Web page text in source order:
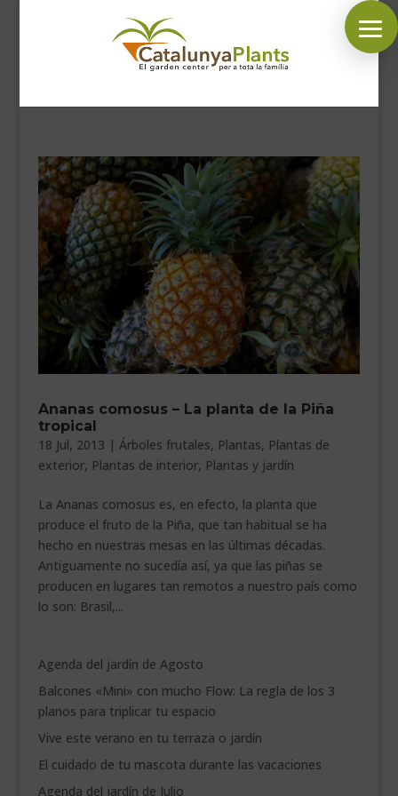
SÍGUENOS EN:
INICIO
PLANTAS
COMPLEMENTOS JARDÍN
MASCOTAS
DECORACIÓN
HORARIO GARDEN
CONTACTAR
___________________________
VEURE EN CATALÀ
Ananas comosus – La planta de la Piña
tropical
18 Jul, 2013 | Árboles frutales, Plantas, Plantas de
exterior, Plantas de interior, Plantas y jardín
La Ananas comosus es, en efecto, la planta que
produce el fruto de la Piña, que tan habitual se ha
hecho en nuestras mesas en las últimas décadas.
Antiguamente no sucedía así, ya que las piñas se
producen en lugares tan remotos a nuestro país como
lo son: Brasil,...
Agenda del jardín de Agosto
Balcones «Mini» con mucho Flow: La regla de los 3
planos para triplicar tu espacio
Vive este verano en tu terraza o jardín
El cuidado de tu mascota durante las vacaciones
Agenda del jardín de Julio